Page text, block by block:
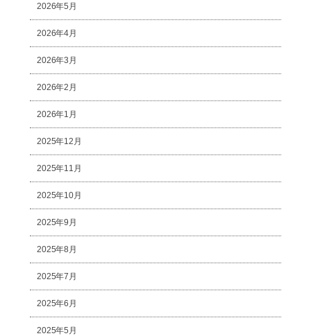
2026年5月
2026年4月
2026年3月
2026年2月
2026年1月
2025年12月
2025年11月
2025年10月
2025年9月
2025年8月
2025年7月
2025年6月
2025年5月